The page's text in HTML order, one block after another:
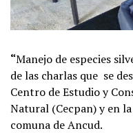
“Manejo de especies
de las charlas que se
Centro de Estudio y
Natural (Cecpan) y en
comuna de Ancud.